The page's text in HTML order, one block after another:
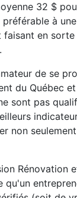
32 $
à
en
.
de se
du Québec
sont pas
non
Rénovation
qu'un